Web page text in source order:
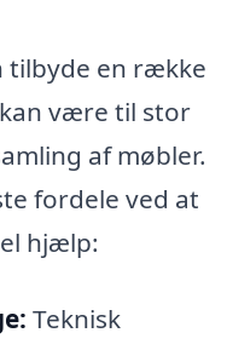
tilbyde en række
være til stor
af møbler.
fordele ved at
hjælp:
Teknisk